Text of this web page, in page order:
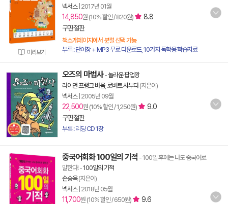
미리보기
넥서스| 2017년 01월
14,850원 (10% 할인 / 820원)
8.8
구판절판
책소개페이지에서 분철 선택 가능
부록 : 단어장 + MP3 무료 다운로드, 10가지 독학용 학습자료
오즈의 마법사-놀라운 팝업왕
라이먼 프랭크 바움, 로버트 사부다(지은이)
넥서스| 2005년 09월
22,500원 (10% 할인 / 1,250원)
9.0
구판절판
부록 : 리딩 CD 1장
중국어회화 100일의 기적 - 100일 후에는 나도 중국어로
말한다!-100일의 기적
손승욱(지은이)
넥서스| 2018년 05월
11,700원 (10% 할인 / 650원)
9.6